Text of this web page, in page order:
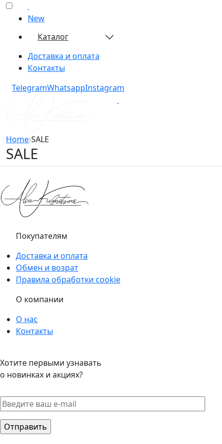
New
Каталог
Доставка и оплата
Контакты
Telegram​Whatsapp​Instagram​
Home SALE
SALE
Покупателям
Доставка и оплата
Обмен и возрат
Правила обработки cookie
О компании
О нас
Контакты
Хотите первыми узнавать
о новинках и акциях?